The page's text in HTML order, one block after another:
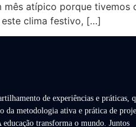
atípico porque tivemos
clima festivo, […]
de experiências e práticas,
da metodologia ativa e prática de
transforma o mundo. Juntos